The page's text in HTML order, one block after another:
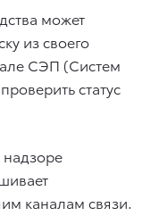
может
из своего
СЭП (Систем
статус
каналам связи.